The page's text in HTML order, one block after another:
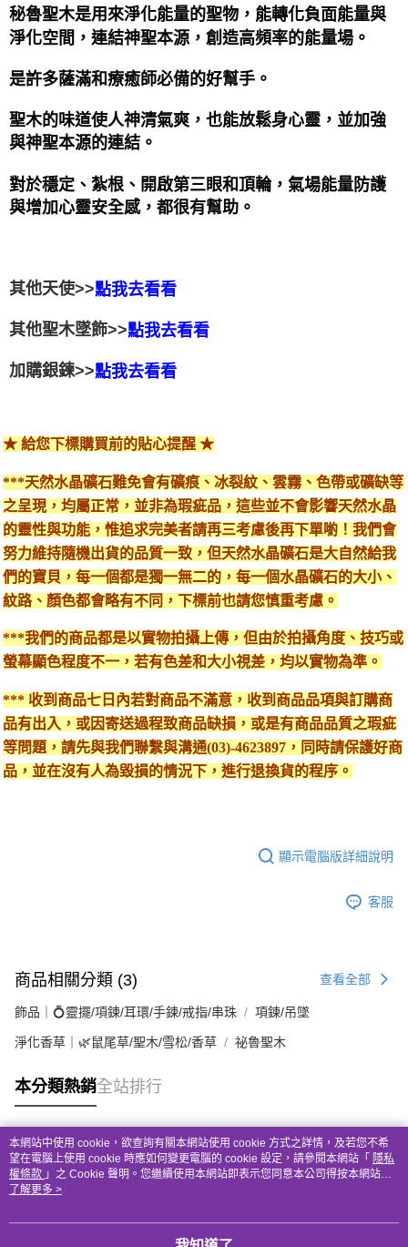
秘魯聖木是用來淨化能量的聖物，能轉化負面能量與
淨化空間，連結神聖本源，創造高頻率的能量場。
是許多薩滿和療癒師必備的好幫手。
聖木的味道使人神清氣爽，也能放鬆身心靈，並加強
與神聖本源的連結。
對於穩定、紮根、開啟第三眼和頂輪，氣場能量防護
與增加心靈安全感，都很有幫助。
其他天使>>點我去看看
其他聖木墜飾>>點我去看看
加購銀鍊>>點我去看看
★ 給您下標購買前的貼心提醒 ★
***天然水晶礦石難免會有礦痕、冰裂紋、雲霧、色帶或礦缺等
之呈現，均屬正常，並非為瑕疵品，這些並不會影響天然水晶
的靈性與功能，惟追求完美者請再三考慮後再下單喲！我們會
努力維持隨機出貨的品質一致，但天然水晶礦石是大自然給我
們的寶貝，每一個都是獨一無二的，每一個水晶礦石的大小、
紋路、顏色都會略有不同，下標前也請您慎重考慮。
***我們的商品都是以實物拍攝上傳，但由於拍攝角度、技巧或
螢幕顯色程度不一，若有色差和大小視差，均以實物為準。
*** 收到商品七日內若對商品不滿意，收到商品品項與訂購商
品有出入，或因寄送過程致商品缺損，或是有商品品質之瑕疵
等問題，請先與我們聯繫與溝通(03)-4623897，同時請保護好商
品，並在沒有人為毀損的情況下，進行退換貨的程序。
顯示電腦版詳細說明
客服
商品相關分類 (3) 查看全部
飾品｜💍靈擺/項鍊/耳環/手鍊/戒指/串珠 項鍊/吊墜
淨化香草｜🌿鼠尾草/聖木/雪松/香草 祕魯聖木
本分類熱銷全站排行
熱門標籤
本網站中使用 cookie，欲查詢有關本網站使用 cookie 方式之詳情，及若您不希
望在電腦上使用 cookie 時應如何變更電腦的 cookie 設定，請參閱本網站「 隱私
權條款 」之 Cookie 聲明。您繼續使用本網站即表示您同意本公司得按本網站使
用條款之 Cookie 聲明使用 cookie。
了解更多 >